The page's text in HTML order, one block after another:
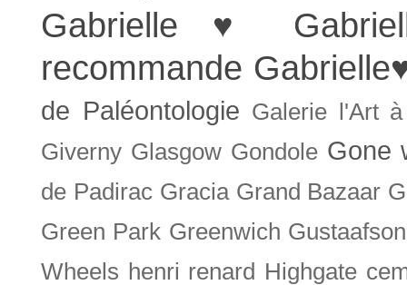
Gabrielle ♥
recommande
de Paléontologie Galerie l'Art
Giverny Glasgow Gondole Gone
de Padirac Gracia Grand Bazaar
Green Park Greenwich Gustaafson
Wheels henri renard Highgate